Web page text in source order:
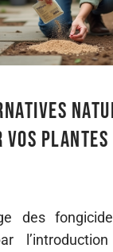
plantes
des